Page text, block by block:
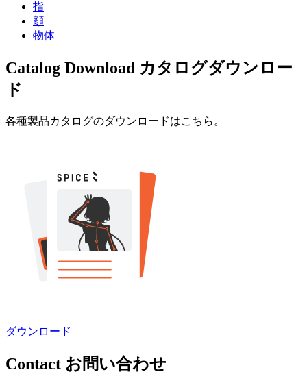
指
顔
物体
Catalog Download カタログダウンロー
ド
各種製品カタログのダウンロードはこちら。
ダウンロード
Contact お問い合わせ